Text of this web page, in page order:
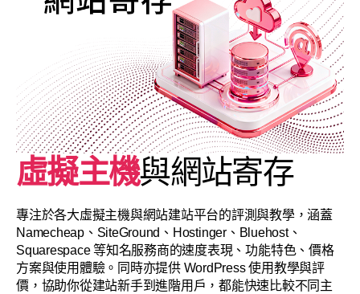
虛擬主機與網站寄存
專注於各大虛擬主機與網站建站平台的評測與教學，涵蓋
Namecheap、SiteGround、Hostinger、Bluehost、
Squarespace 等知名服務商的速度表現、功能特色、價格
方案與使用體驗。同時亦提供 WordPress 使用教學與評
價，協助你從建站新手到進階用戶，都能快速比較不同主